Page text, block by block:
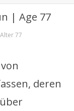
77
deren